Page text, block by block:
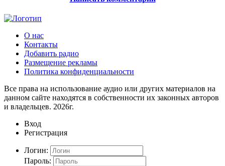
О нас
Контакты
Добавить радио
Размещение рекламы
Политика конфиденциальности
Все права на использование аудио или других материалов на
данном сайте находятся в собственности их законных авторов
и владельцев. 2026г.
Вход
Регистрация
Логин:
Пароль: